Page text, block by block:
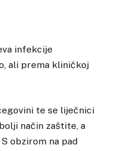
infekcije
ali prema kliničkoj
te se liječnici
način zaštite, a
obzirom na pad